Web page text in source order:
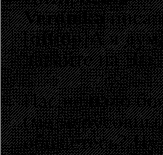
Veronika
[offtop]А я
давайте на
Нас не надо
общаетесь? Ну